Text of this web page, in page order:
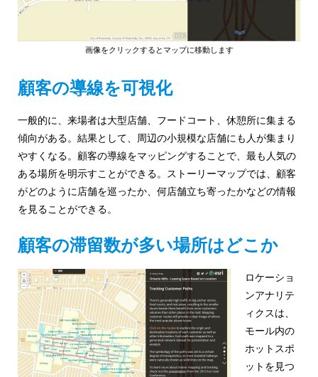
ESRI
パ
ン
画像をクリックするとマップに移動します
顧客の導線を可視化
一般的に、来場者は大型店舗、フードコート、休憩所に集まる
傾向がある。結果として、周辺の小規模な店舗にも人が集まり
やすくなる。顧客の導線をマッピングすることで、最も人気の
ある場所を明示すことができる。ストーリーマップでは、顧客
がどのように店舗を巡ったか、何店舗立ち寄ったかなどの情報
を見ることができる。
顧客の滞留数が多い場所はどこか
ロケーショ
ンアナリテ
ィクスは、
モール内の
ホットスポ
ットを見つ